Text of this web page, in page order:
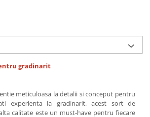
gradinarit
meticuloasa la detalii si conceput pentru
experienta la gradinarit, acest sort de
calitate este un must-have pentru fiecare